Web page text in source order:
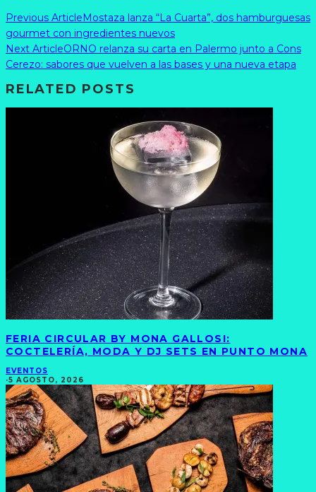
Previous ArticleMostaza lanza “La Cuarta”, dos hamburguesas
gourmet con ingredientes nuevos
Next ArticleORNO relanza su carta en Palermo junto a Cons
Cerezo: sabores que vuelven a las bases y una nueva etapa
RELATED POSTS
FERIA CIRCULAR BY MONA GALLOSI:
COCTELERÍA, MODA Y DJ SETS EN PUNTO MONA
EVENTOS
·5 AGOSTO, 2026